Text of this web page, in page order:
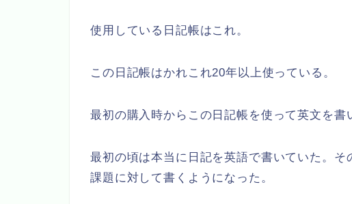
使用している日記帳はこれ。
この日記帳はかれこれ20年以上使っている。
最初の購入時からこの日記帳を使って英文を書
最初の頃は本当に日記を英語で書いていた。
課題に対して書くようになった。